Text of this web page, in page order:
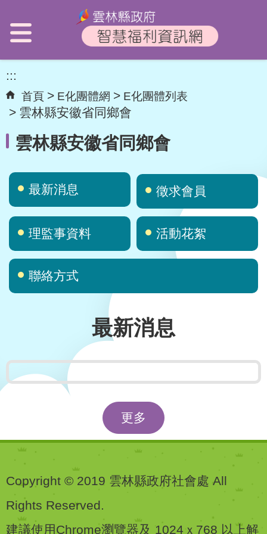
:::
首頁 E化團體網 E化團體列表
雲林縣安徽省同鄉會
雲林縣安徽省同鄉會
最新消息 徵求會員
理監事資料 活動花絮
聯絡方式
最新消息
更多
Copyright © 2019 雲林縣政府社會處 All
Rights Reserved.
建議使用Chrome瀏覽器及 1024ｘ768 以上解